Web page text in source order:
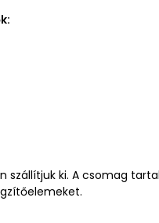
szállítjuk ki. A csomag